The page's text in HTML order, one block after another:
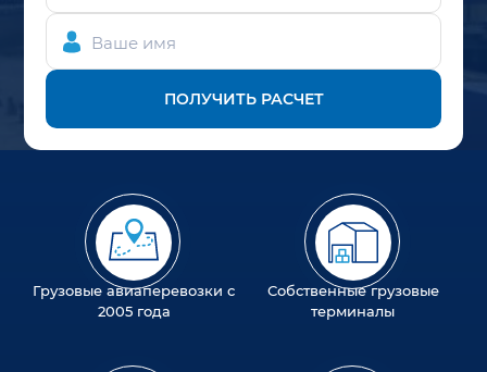
Ваше имя
ПОЛУЧИТЬ РАСЧЕТ
Грузовые авиаперевозки с
2005 года
Собственные грузовые
терминалы